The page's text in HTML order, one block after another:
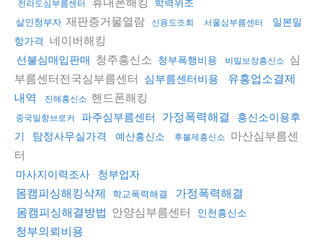
전라도심부름센터 학력위조
살인청부자 재판증거물열람 신용도조회 서울심부름센터
일본밀
항가격
네이버해킹
선불심매입판매 청주흥신소 청부폭행비용 비밀보장흥신소
심
부름센터전국심부름센터
심부름센터비용
유흥업소결제
내역
진해흥신소 핸드폰해킹
중국밀항브로커 파주심부름센터 가정폭력해결
흥신소이용후
기
탐정사무실가격 예산흥신소 후불제흥신소
마산심부름센
터
마사지이력조사
청부업자
몸캠피싱해킹삭제
학교폭력해결
가정폭력해결
몸캠피싱해결방법 안양심부름센터 인천흥신소
청부의뢰비용